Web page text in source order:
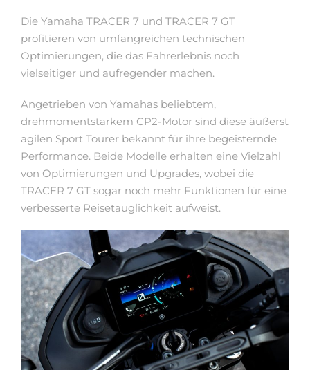
Die Yamaha TRACER 7 und TRACER 7 GT
profitieren von umfangreichen technischen
Optimierungen, die das Fahrerlebnis noch
vielseitiger und aufregender machen.
Angetrieben von Yamahas beliebtem,
drehmomentstarkem CP2-Motor sind diese äußerst
agilen Sport Tourer bekannt für ihre begeisternde
Performance. Beide Modelle erhalten eine Vielzahl
von Optimierungen und Upgrades, wobei die
TRACER 7 GT sogar noch mehr Funktionen für eine
verbesserte Reisetauglichkeit aufweist.